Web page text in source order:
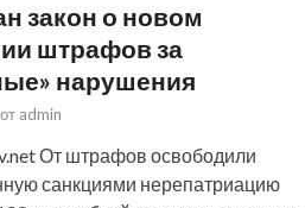
закон о новом
штрафов за
нарушения
от admin
От штрафов освободили
санкциями нерепатриацию